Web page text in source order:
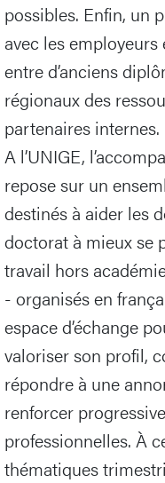
possibles. Enfin, un
avec les
entre d’anciens
régionaux des
partenaires internes.
A l’UNIGE,
repose sur un
destinés à aider les
doctorat à mieux se
travail hors
- organisés en
espace d’échange
valoriser son profil,
répondre à une
renforcer
professionnelles. À
thématiques